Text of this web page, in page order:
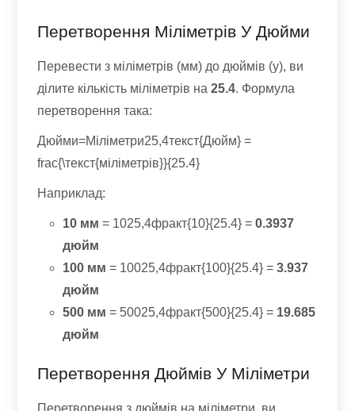
Перетворення Міліметрів У Дюйми
Перевести з міліметрів (мм) до дюймів (у), ви
ділите кількість міліметрів на25.4. Формула
перетворення така:
Дюйми=Міліметри25,4текст{Дюйм} =
frac{\текст{міліметрів}}{25.4}
Наприклад:
10 мм = 1025,4фракт{10}{25.4} =0.3937
дюйм
100 мм = 10025,4фракт{100}{25.4} =3.937
дюйм
500 мм = 50025,4фракт{500}{25.4} = 19.685
дюйм
Перетворення Дюймів У Міліметри
Перетворення з дюймів на міліметри, ви